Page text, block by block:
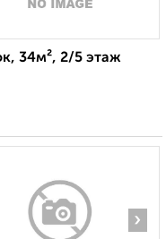
34м², 2/5 этаж
›